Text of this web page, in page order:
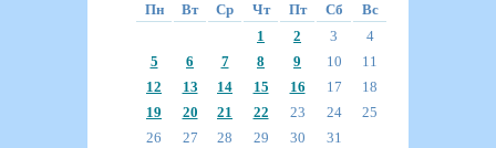
Пн Вт Ср Чт Пт Сб
Вс
1
2 3
4
5
6 7 8 9 10
11
12
13 14 15 16 17
18
19
20 21 22 23 24
25
26
27 28 29 30
31